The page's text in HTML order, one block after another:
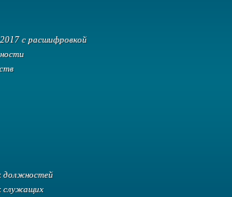
с расшифровкой
должностей
служащих